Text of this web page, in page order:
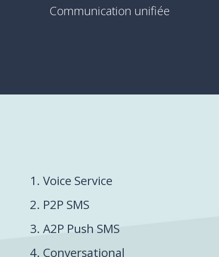
Communication unifiée
1. Voice Service
2. P2P SMS
3. A2P Push SMS
4. Conversational